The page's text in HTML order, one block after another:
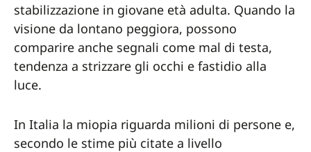
stabilizzazione in giovane età adulta. Quando la
visione da lontano peggiora, possono
comparire anche segnali come mal di testa,
tendenza a strizzare gli occhi e fastidio alla
luce.
In Italia la miopia riguarda milioni di persone e,
secondo le stime più citate a livello